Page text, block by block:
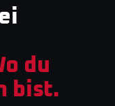
du
bist.